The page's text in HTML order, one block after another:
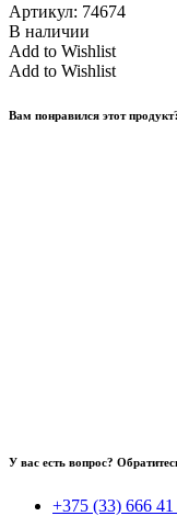
Артикул: 74674
В наличии
Add to Wishlist
Add to Wishlist
Вам понравился этот
У вас есть вопрос?
+375 (33) 666 41